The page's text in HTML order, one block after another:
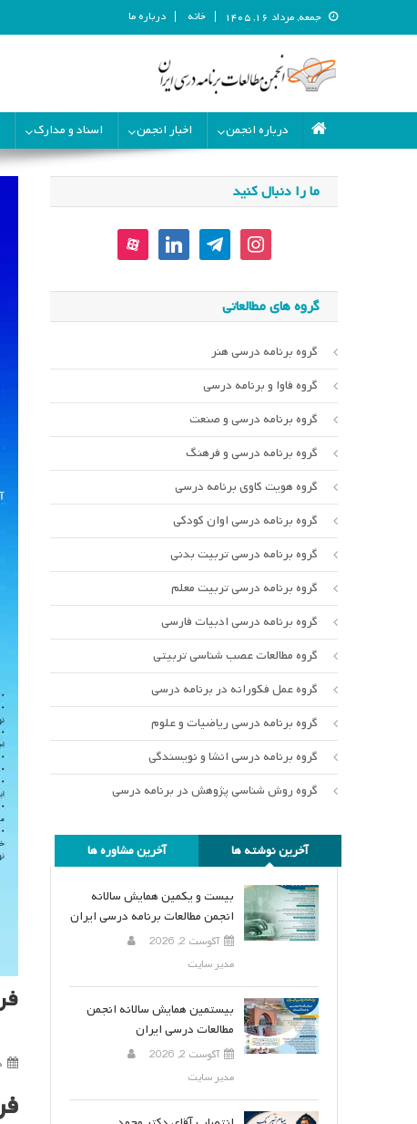
جمعه, مرداد ۱۶, ۱۴۰۵ خانه درباره ما
انجمن مطالعات برنامه درسی
درباره انجمن
اخبار انجمن اسناد و مدارک
ما را دنبال کنید
instagram
telegram
linkedin
aparat
گروه های مطالعاتی
گروه برنامه درسی هنر
گروه فاوا و برنامه درسی
گروه برنامه درسی و صنعت
گروه برنامه درسی و فرهنگ
گروه هویت کاوی برنامه درسی
گروه برنامه درسی اوان کودکی
گروه برنامه درسی تربیت بدنی
گروه برنامه درسی تربیت معلم
گروه برنامه درسی ادبیات فارسی
گروه مطالعات عصب شناسی تربیتی
گروه عمل فکورانه در برنامه درسی
گروه برنامه درسی ریاضیات و علوم
گروه برنامه درسی انشا و نویسندگی
گروه روش شناسی پژوهش در برنامه درسی
آخرین نوشته ها آخرین مشاوره ها
بیست و یکمین همایش سالانه
انجمن مطالعات برنامه درسی ایران
آگوست 2, 2026
مدیر سایت
بیستمین همایش سالانه انجمن
مطالعات درسی ایران
آگوست 2, 2026
مدیر سایت